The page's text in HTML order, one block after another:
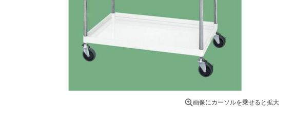
画像にカーソルを乗せると拡大